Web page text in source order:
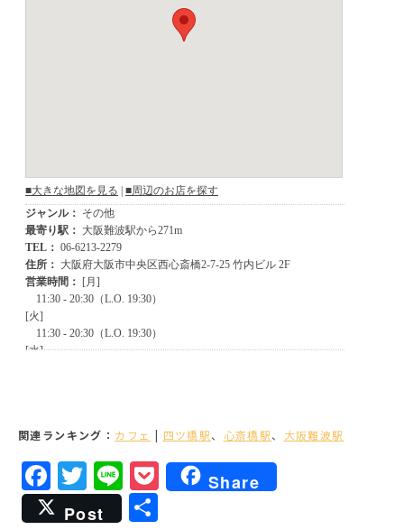
関連ランキング： カフェ | 四ツ橋駅、 心斎橋駅、 大阪難波駅
Facebook
Twitter
LinePocket
Share
Post
共